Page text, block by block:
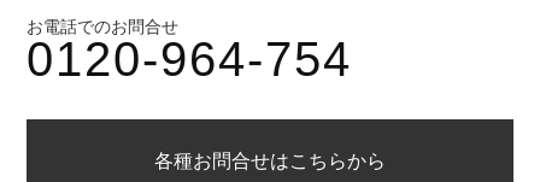
お電話でのお問合せ
0120-964-754
各種お問合せはこちらから